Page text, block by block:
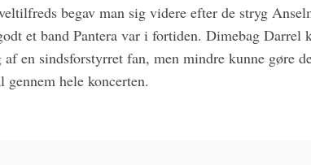
begav man sig videre efter de stryg
et band Pantera var i fortiden. Dimebag Darrel
af en sindsforstyrret fan, men mindre kunne gøre
hele koncerten.